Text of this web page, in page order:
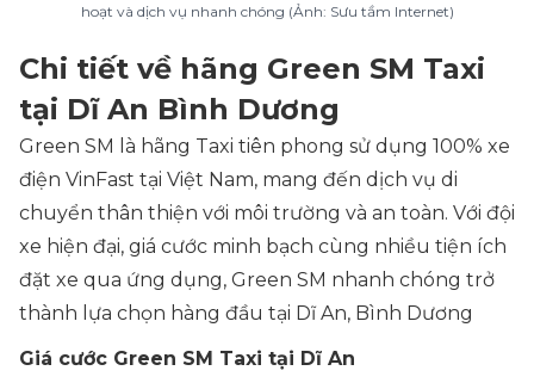
hoạt và dịch vụ nhanh chóng (Ảnh: Sưu tầm Internet)
Chi tiết về hãng Green SM Taxi
tại Dĩ An Bình Dương
Green SM là hãng Taxi tiên phong sử dụng 100% xe
điện VinFast tại Việt Nam, mang đến dịch vụ di
chuyển thân thiện với môi trường và an toàn. Với đội
xe hiện đại, giá cước minh bạch cùng nhiều tiện ích
đặt xe qua ứng dụng, Green SM nhanh chóng trở
thành lựa chọn hàng đầu tại Dĩ An, Bình Dương
Giá cước Green SM Taxi tại Dĩ An